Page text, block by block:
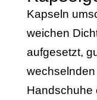
Kapseln
weichen
aufgesetzt,
Handschuhe